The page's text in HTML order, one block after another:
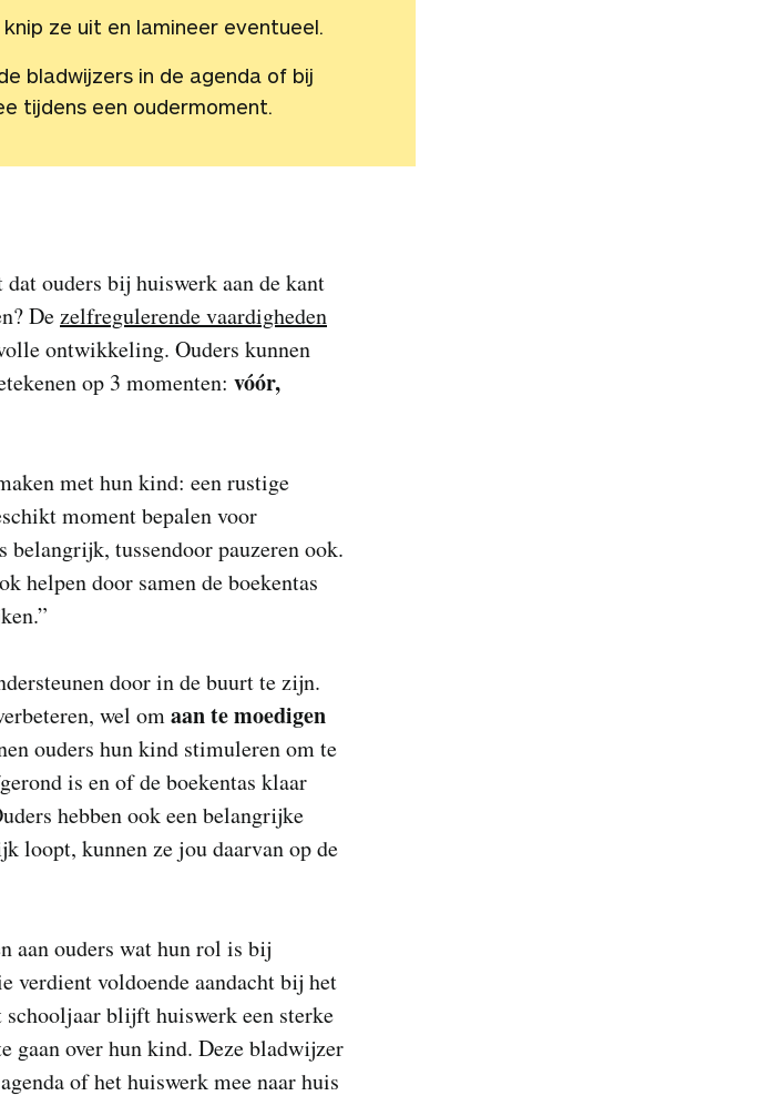
ze uit en lamineer eventueel.
bladwijzers in de agenda of bij
tijdens een oudermoment.
ouders bij huiswerk aan de kant
Dezelfregulerende vaardigheden
ontwikkeling. Ouders kunnen
op 3 momenten: vóór,
met hun kind: een rustige
moment bepalen voor
belangrijk, tussendoor pauzeren ook.
helpen door samen de boekentas
door in de buurt te zijn.
wel omaan te moedigen
ouders hun kind stimuleren om te
is en of de boekentas klaar
hebben ook een belangrijke
loopt, kunnen ze jou daarvan op de
aan ouders wat hun rol is bij
verdient voldoende aandacht bij het
blijft huiswerk een sterke
gaan over hun kind. Deze bladwijzer
of het huiswerk mee naar huis